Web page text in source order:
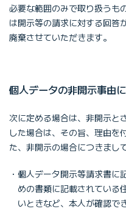
必要な範囲のみで取り扱うも
は開示等の請求に対する回答
廃棄させていただきます。
個人データの非開示事由
次に定める場合は、非開示と
した場合は、その旨、理由を
た、非開示の場合につきまし
個人データ開示等請求書に
めの書類に記載されている
いときなど、本人が確認で